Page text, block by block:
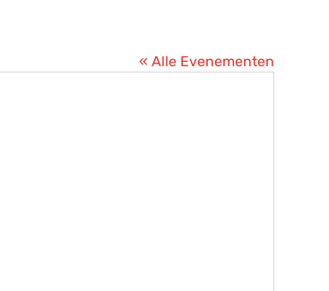
« Alle Evenementen